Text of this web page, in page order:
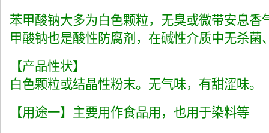
苯甲酸钠大多为白色颗粒，无臭或微带安息
甲酸钠也是酸性防腐剂，在碱性介质中无杀
【产品性状】
白色颗粒或结晶性粉末。无气味，有甜涩味。
【用途一】主要用作食品用，也用于染料等